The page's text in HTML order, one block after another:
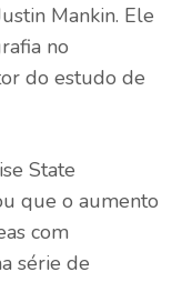
Mankin. Ele
no
do estudo de
State
que o aumento
com
série de